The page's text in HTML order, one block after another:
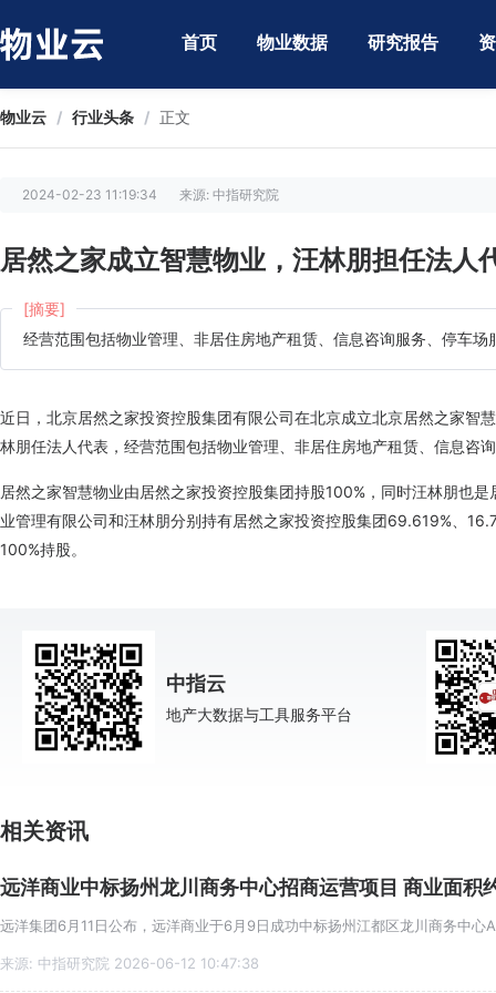
首页 物业数据 研究报告
物业云 / 行业头条 / 正文
2024-02-23 11:19:34 来源: 中指研究院
居然之家成立智慧物业，汪林朋担任法人
[摘要]
经营范围包括物业管理、非居住房地产租赁、信息咨询服务、停车场
近日，北京居然之家投资控股集团有限公司在北京成立北京居然之家智
林朋任法人代表，经营范围包括物业管理、非居住房地产租赁、信息咨
居然之家智慧物业由居然之家投资控股集团持股100%，同时汪林朋也
业管理有限公司和汪林朋分别持有居然之家投资控股集团69.619%、
100%持股。
中指云
地产大数据与工具服务平台
相关资讯
远洋商业中标扬州龙川商务中心招商运营项目 商业面积
来源: 中指研究院 2026-06-12 10:47:38